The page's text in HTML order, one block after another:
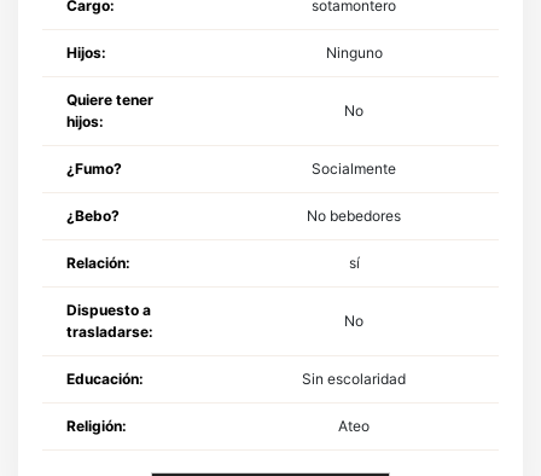
Cargo: sotamontero
Hijos: Ninguno
Quiere tener
hijos:
No
¿Fumo? Socialmente
¿Bebo? No bebedores
Relación: sí
Dispuesto a
trasladarse:
No
Educación: Sin escolaridad
Religión: Ateo